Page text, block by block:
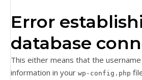
Error
database
This either means that the
information in your wp-config.php